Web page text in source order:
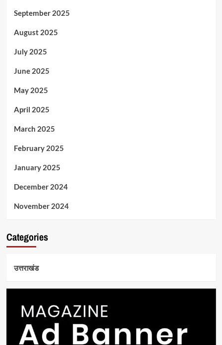
September 2025
August 2025
July 2025
June 2025
May 2025
April 2025
March 2025
February 2025
January 2025
December 2024
November 2024
Categories
उत्तराखंड